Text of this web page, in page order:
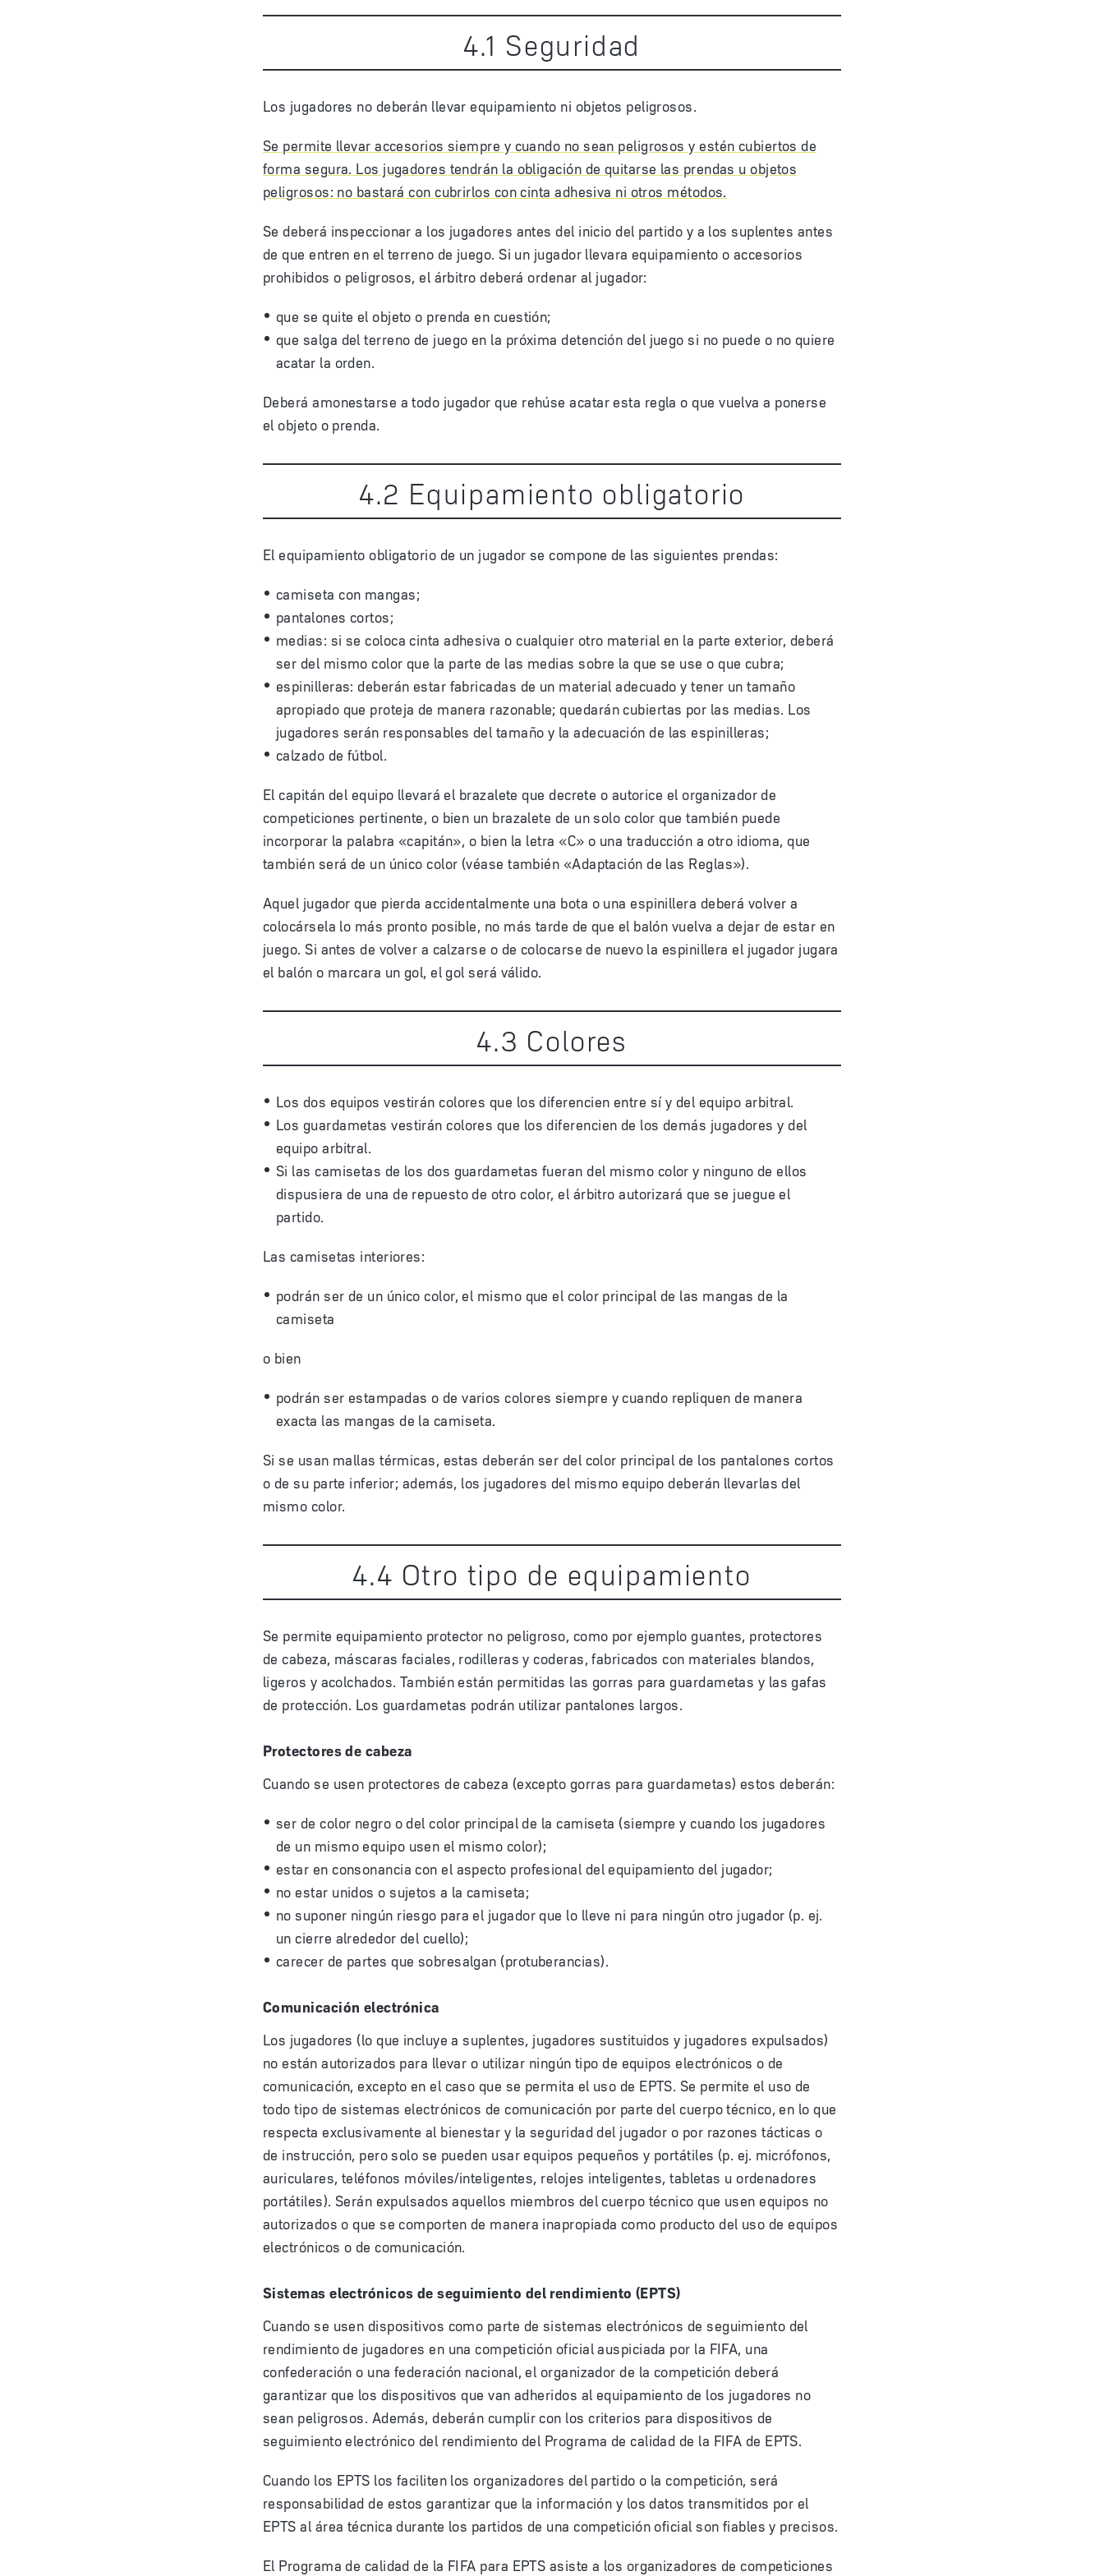
4.1 Seguridad
Los jugadores no deberán llevar equipamiento ni objetos peligrosos.
Se permite llevar accesorios siempre y cuando no sean peligrosos y estén cubiertos de
forma segura. Los jugadores tendrán la obligación de quitarse las prendas u objetos
peligrosos: no bastará con cubrirlos con cinta adhesiva ni otros métodos.
Se deberá inspeccionar a los jugadores antes del inicio del partido y a los suplentes antes
de que entren en el terreno de juego. Si un jugador llevara equipamiento o accesorios
prohibidos o peligrosos, el árbitro deberá ordenar al jugador:
que se quite el objeto o prenda en cuestión;
que salga del terreno de juego en la próxima detención del juego si no puede o no quiere
acatar la orden.
Deberá amonestarse a todo jugador que rehúse acatar esta regla o que vuelva a ponerse
el objeto o prenda.
4.2 Equipamiento obligatorio
El equipamiento obligatorio de un jugador se compone de las siguientes prendas:
camiseta con mangas;
pantalones cortos;
medias: si se coloca cinta adhesiva o cualquier otro material en la parte exterior, deberá
ser del mismo color que la parte de las medias sobre la que se use o que cubra;
espinilleras: deberán estar fabricadas de un material adecuado y tener un tamaño
apropiado que proteja de manera razonable; quedarán cubiertas por las medias. Los
jugadores serán responsables del tamaño y la adecuación de las espinilleras;
calzado de fútbol.
El capitán del equipo llevará el brazalete que decrete o autorice el organizador de
competiciones pertinente, o bien un brazalete de un solo color que también puede
incorporar la palabra «capitán», o bien la letra «C» o una traducción a otro idioma, que
también será de un único color (véase también «Adaptación de las Reglas»).
Aquel jugador que pierda accidentalmente una bota o una espinillera deberá volver a
colocársela lo más pronto posible, no más tarde de que el balón vuelva a dejar de estar en
juego. Si antes de volver a calzarse o de colocarse de nuevo la espinillera el jugador jugara
el balón o marcara un gol, el gol será válido.
4.3 Colores
Los dos equipos vestirán colores que los diferencien entre sí y del equipo arbitral.
Los guardametas vestirán colores que los diferencien de los demás jugadores y del
equipo arbitral.
Si las camisetas de los dos guardametas fueran del mismo color y ninguno de ellos
dispusiera de una de repuesto de otro color, el árbitro autorizará que se juegue el
partido.
Las camisetas interiores:
podrán ser de un único color, el mismo que el color principal de las mangas de la
camiseta
o bien
podrán ser estampadas o de varios colores siempre y cuando repliquen de manera
exacta las mangas de la camiseta.
Si se usan mallas térmicas, estas deberán ser del color principal de los pantalones cortos
o de su parte inferior; además, los jugadores del mismo equipo deberán llevarlas del
mismo color.
4.4 Otro tipo de equipamiento
Se permite equipamiento protector no peligroso, como por ejemplo guantes, protectores
de cabeza, máscaras faciales, rodilleras y coderas, fabricados con materiales blandos,
ligeros y acolchados. También están permitidas las gorras para guardametas y las gafas
de protección. Los guardametas podrán utilizar pantalones largos.
Protectores de cabeza
Cuando se usen protectores de cabeza (excepto gorras para guardametas) estos deberán:
ser de color negro o del color principal de la camiseta (siempre y cuando los jugadores
de un mismo equipo usen el mismo color);
estar en consonancia con el aspecto profesional del equipamiento del jugador;
no estar unidos o sujetos a la camiseta;
no suponer ningún riesgo para el jugador que lo lleve ni para ningún otro jugador (p. ej.
un cierre alrededor del cuello);
carecer de partes que sobresalgan (protuberancias).
Comunicación electrónica
Los jugadores (lo que incluye a suplentes, jugadores sustituidos y jugadores expulsados)
no están autorizados para llevar o utilizar ningún tipo de equipos electrónicos o de
comunicación, excepto en el caso que se permita el uso de EPTS. Se permite el uso de
todo tipo de sistemas electrónicos de comunicación por parte del cuerpo técnico, en lo que
respecta exclusivamente al bienestar y la seguridad del jugador o por razones tácticas o
de instrucción, pero solo se pueden usar equipos pequeños y portátiles (p. ej. micrófonos,
auriculares, teléfonos móviles/inteligentes, relojes inteligentes, tabletas u ordenadores
portátiles). Serán expulsados aquellos miembros del cuerpo técnico que usen equipos no
autorizados o que se comporten de manera inapropiada como producto del uso de equipos
electrónicos o de comunicación.
Sistemas electrónicos de seguimiento del rendimiento (EPTS)
Cuando se usen dispositivos como parte de sistemas electrónicos de seguimiento del
rendimiento de jugadores en una competición oficial auspiciada por la FIFA, una
confederación o una federación nacional, el organizador de la competición deberá
garantizar que los dispositivos que van adheridos al equipamiento de los jugadores no
sean peligrosos. Además, deberán cumplir con los criterios para dispositivos de
seguimiento electrónico del rendimiento del Programa de calidad de la FIFA de EPTS.
Cuando los EPTS los faciliten los organizadores del partido o la competición, será
responsabilidad de estos garantizar que la información y los datos transmitidos por el
EPTS al área técnica durante los partidos de una competición oficial son fiables y precisos.
El Programa de calidad de la FIFA para EPTS asiste a los organizadores de competiciones